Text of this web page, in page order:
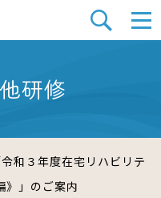
研修
和３年度在宅リハビリテ
》」のご案内